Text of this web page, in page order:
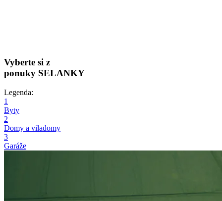
Vyberte si z
ponuky SELANKY
Legenda:
1
Byty
2
Domy a viladomy
3
Garáže